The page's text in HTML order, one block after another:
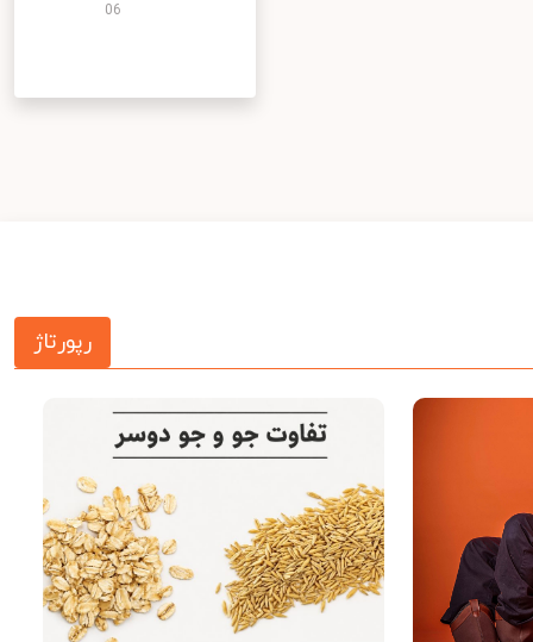
06
رپورتاژ